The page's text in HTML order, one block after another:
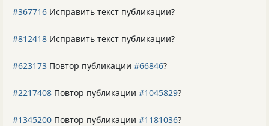
#367716 Исправить текст публикации?
#812418 Исправить текст публикации?
#623173 Повтор публикации #66846?
#2217408 Повтор публикации #1045829?
#1345200 Повтор публикации #1181036?